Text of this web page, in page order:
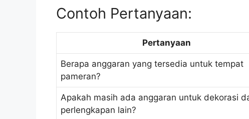
Contoh Pertanyaan:
Pertanyaan
Berapa anggaran yang tersedia untuk tempat
pameran?
Apakah masih ada anggaran untuk dekorasi
perlengkapan lain?